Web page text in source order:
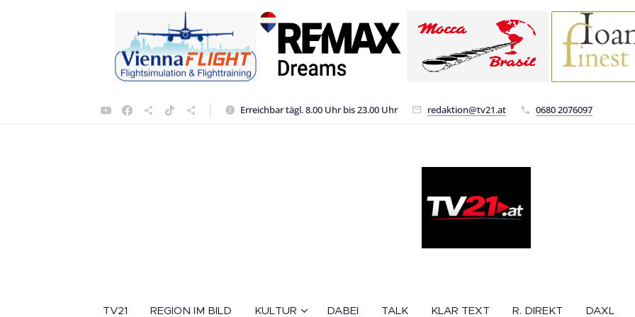
Erreichbar tägl. 8.00 Uhr bis 23.00 Uhr redaktion@tv21.at 0680 2076097
TV21 REGION IM BILD KULTUR DABEI TALK KLAR TEXT R. DIREKT DAXL